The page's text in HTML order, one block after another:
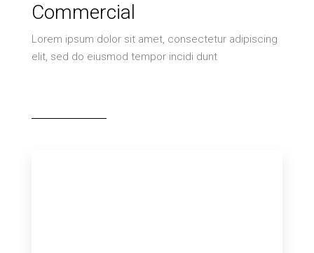
Commercial
Lorem ipsum dolor sit amet, consectetur adipiscing
elit, sed do eiusmod tempor incidi dunt